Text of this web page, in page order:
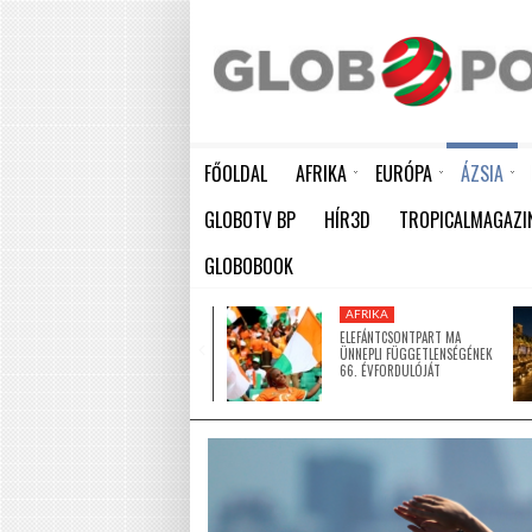
FŐOLDAL AFRIKA EURÓPA ÁZSIA
GLOBOTV BP HÍR3D
GLOBOBOOK
AFRIKA
ELEFÁNTCSONTPART MA
ÜNNEPLI FÜGGETLENSÉGÉNEK
66. ÉVFORDULÓJÁT